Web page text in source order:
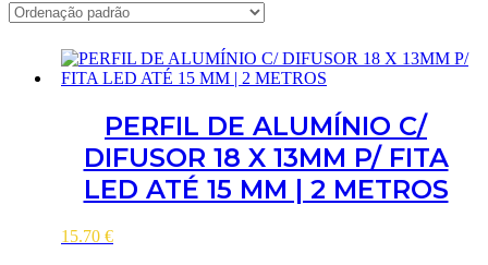
PERFIL DE ALUMÍNIO C/
DIFUSOR 18 X 13MM P/ FITA
LED ATÉ 15 MM | 2 METROS
15.70 €